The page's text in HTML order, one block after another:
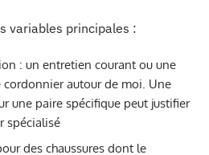
variables principales :
: un entretien courant ou une
autour de moi. Une
une paire spécifique peut justifier
spécialisé
des chaussures dont le